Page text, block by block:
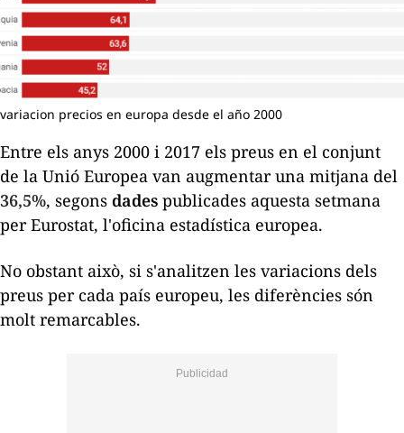
variacion precios en europa desde el año 2000
Entre els anys 2000 i 2017 els preus en el conjunt
de la Unió Europea van augmentar una mitjana del
36,5%, segons dades publicades aquesta setmana
per Eurostat, l'oficina estadística europea.
No obstant això, si s'analitzen les variacions dels
preus per cada país europeu, les diferències són
molt remarcables.